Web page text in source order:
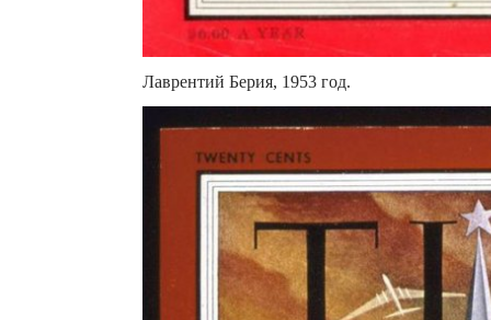
Лаврентий Берия, 1953 год.